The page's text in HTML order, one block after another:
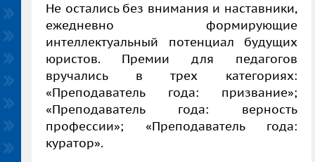
Не остались без внимания и наставники,
ежедневно формирующие
интеллектуальный потенциал будущих
юристов. Премии для педагогов
вручались в трех категориях:
«Преподаватель года: призвание»;
«Преподаватель года: верность
профессии»; «Преподаватель года:
куратор».